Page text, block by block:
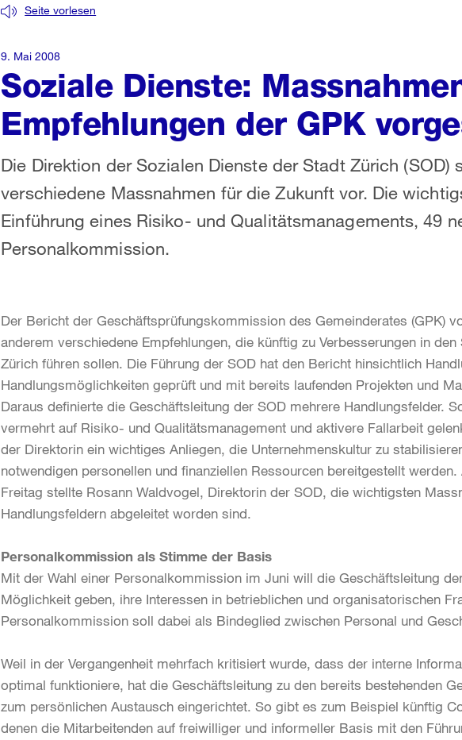
Soziale Dienste:
Empfehlungen der GPK
Seite vorlesen
Die Direktion der Sozialen Dienste der Stadt Zürich (SOD)
verschiedene Massnahmen für die Zukunft vor. Die
Einführung eines Risiko- und Qualitätsmanagements, 49
Personalkommission.
9. Mai 2008
Der Bericht der Geschäftsprüfungskommission des Gemeinderates (GPK)
anderem verschiedene Empfehlungen, die künftig zu Verbesserungen in
Zürich führen sollen. Die Führung der SOD hat den Bericht hinsichtlich
Handlungsmöglichkeiten geprüft und mit bereits laufenden Projekten und
Daraus definierte die Geschäftsleitung der SOD mehrere Handlungsfelder.
vermehrt auf Risiko- und Qualitätsmanagement und aktivere Fallarbeit
der Direktorin ein wichtiges Anliegen, die Unternehmenskultur zu
notwendigen personellen und finanziellen Ressourcen bereitgestellt
Freitag stellte Rosann Waldvogel, Direktorin der SOD, die wichtigsten
Handlungsfeldern abgeleitet worden sind.
Personalkommission als Stimme der Basis
Mit der Wahl einer Personalkommission im Juni will die Geschäftsleitung
Möglichkeit geben, ihre Interessen in betrieblichen und organisatorischen
Personalkommission soll dabei als Bindeglied zwischen Personal und
Weil in der Vergangenheit mehrfach kritisiert wurde, dass der interne
optimal funktioniere, hat die Geschäftsleitung zu den bereits bestehenden
zum persönlichen Austausch eingerichtet. So gibt es zum Beispiel künftig
denen die Mitarbeitenden auf freiwilliger und informeller Basis mit den